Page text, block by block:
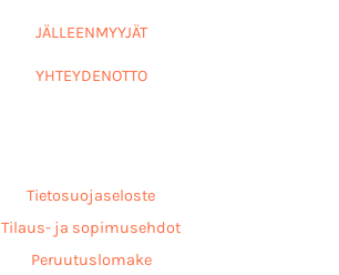
JÄLLEENMYYJÄT
YHTEYDENOTTO
Tietosuojaseloste
Tilaus- ja sopimusehdot
Peruutuslomake